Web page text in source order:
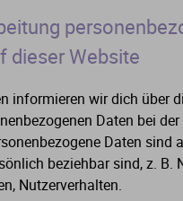
dieser Website
informieren wir dich über
Daten bei
Daten sind
beziehbar sind, z. B.
Nutzerverhalten.